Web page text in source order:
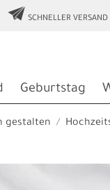
e SCHNELLER VERSAND
Geburtstag
gestalten